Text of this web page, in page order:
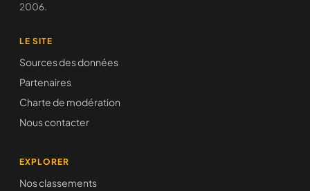
2006.
LE SITE
Sources des données
Partenaires
Charte de modération
Nous contacter
EXPLORER
Nos classements